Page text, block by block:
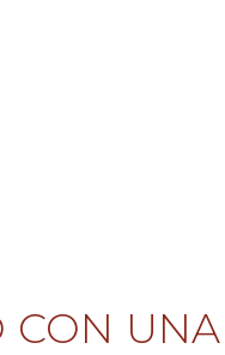
CON UNA